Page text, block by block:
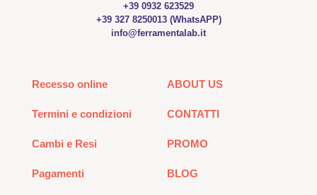
+39 0932 623529
+39 327 8250013 (WhatsAPP)
info@ferramentalab.it
Recesso online
Termini e condizioni
Cambi e Resi
Pagamenti
ABOUT US
CONTATTI
PROMO
BLOG